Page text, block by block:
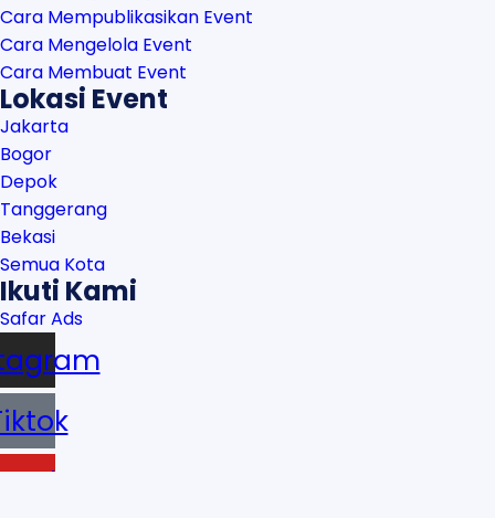
Cara Mempublikasikan Event
Cara Mengelola Event
Cara Membuat Event
Lokasi Event
Jakarta
Bogor
Depok
Tanggerang
Bekasi
Semua Kota
Ikuti Kami
Safar Ads